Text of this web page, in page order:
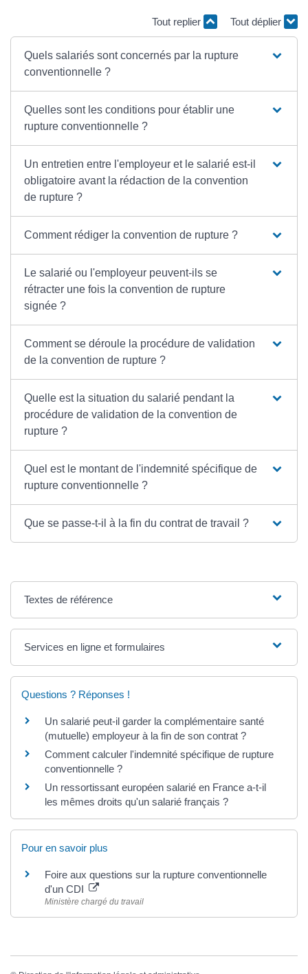
Tout replier Tout déplier
Quels salariés sont concernés par la rupture
conventionnelle ?
Quelles sont les conditions pour établir une
rupture conventionnelle ?
Un entretien entre l'employeur et le salarié est-il
obligatoire avant la rédaction de la convention
de rupture ?
Comment rédiger la convention de rupture ?
Le salarié ou l'employeur peuvent-ils se
rétracter une fois la convention de rupture
signée ?
Comment se déroule la procédure de validation
de la convention de rupture ?
Quelle est la situation du salarié pendant la
procédure de validation de la convention de
rupture ?
Quel est le montant de l'indemnité spécifique de
rupture conventionnelle ?
Que se passe-t-il à la fin du contrat de travail ?
Textes de référence
Services en ligne et formulaires
Questions ? Réponses !
Un salarié peut-il garder la complémentaire santé
(mutuelle) employeur à la fin de son contrat ?
Comment calculer l'indemnité spécifique de rupture
conventionnelle ?
Un ressortissant européen salarié en France a-t-il
les mêmes droits qu'un salarié français ?
Pour en savoir plus
Foire aux questions sur la rupture conventionnelle
d'un CDI
Ministère chargé du travail